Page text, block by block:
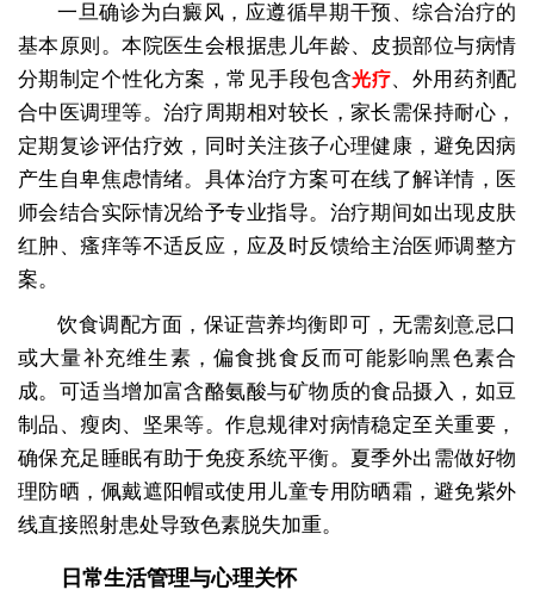
一旦确诊为白癜风，应遵循早期干预、综合治疗的
基本原则。本院医生会根据患儿年龄、皮损部位与病情
分期制定个性化方案，常见手段包含光疗、外用药剂配
合中医调理等。治疗周期相对较长，家长需保持耐心，
定期复诊评估疗效，同时关注孩子心理健康，避免因病
产生自卑焦虑情绪。具体治疗方案可在线了解详情，医
师会结合实际情况给予专业指导。治疗期间如出现皮肤
红肿、瘙痒等不适反应，应及时反馈给主治医师调整方
案。
饮食调配方面，保证营养均衡即可，无需刻意忌口
或大量补充维生素，偏食挑食反而可能影响黑色素合
成。可适当增加富含酪氨酸与矿物质的食品摄入，如豆
制品、瘦肉、坚果等。作息规律对病情稳定至关重要，
确保充足睡眠有助于免疫系统平衡。夏季外出需做好物
理防晒，佩戴遮阳帽或使用儿童专用防晒霜，避免紫外
线直接照射患处导致色素脱失加重。
日常生活管理与心理关怀